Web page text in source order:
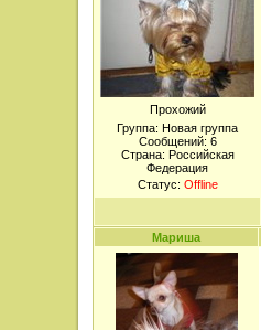
Прохожий
Группа: Новая группа
Сообщений: 6
Страна: Российская
Федерация
Статус: Offline
Мариша